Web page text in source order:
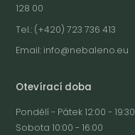
128 00
Tel.: (+420) 723 736 413
Email: info@nebaleno.eu
Otevírací doba
Pondělí - Pátek 12:00 - 19:30
Sobota 10:00 - 16:00